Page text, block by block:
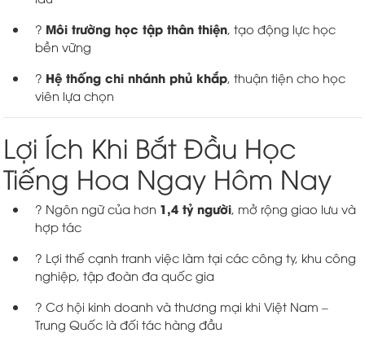
? Môi trường học tập thân thiện, tạo động lực học
bền vững
? Hệ thống chi nhánh phủ khắp, thuận tiện cho học
viên lựa chọn
Lợi Ích Khi Bắt Đầu Học
Tiếng Hoa Ngay Hôm Nay
? Ngôn ngữ của hơn 1,4 tỷ người, mở rộng giao lưu và
hợp tác
? Lợi thế cạnh tranh việc làm tại các công ty, khu công
nghiệp, tập đoàn đa quốc gia
? Cơ hội kinh doanh và thương mại khi Việt Nam –
Trung Quốc là đối tác hàng đầu